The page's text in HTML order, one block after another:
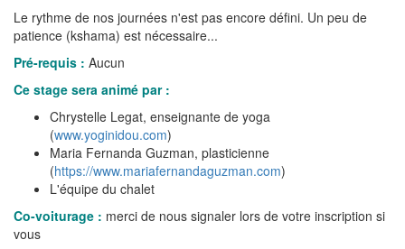
Le rythme de nos journées n'est pas encore défini. Un peu de
patience (kshama) est nécessaire...
Pré-requis : Aucun
Ce stage sera animé par :
Chrystelle Legat, enseignante de yoga
(www.yoginidou.com)
Maria Fernanda Guzman, plasticienne
(https://www.mariafernandaguzman.com)
L'équipe du chalet
Co-voiturage : merci de nous signaler lors de votre inscription si
vous